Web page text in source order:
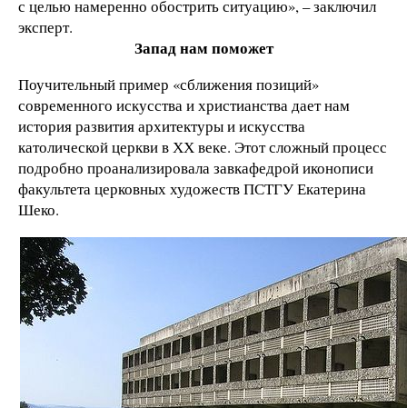
с целью намеренно обострить ситуацию», – заключил
эксперт.
Запад нам поможет
Поучительный пример «сближения позиций»
современного искусства и христианства дает нам
история развития архитектуры и искусства
католической церкви в ХХ веке. Этот сложный процесс
подробно проанализировала завкафедрой иконописи
факультета церковных художеств ПСТГУ Екатерина
Шеко.